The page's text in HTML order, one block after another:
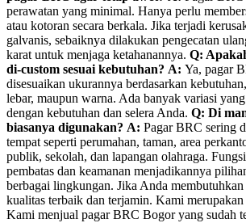
perawatan yang minimal. Hanya perlu
atau kotoran secara berkala. Jika terjadi
galvanis, sebaiknya dilakukan pengecatan
karat untuk menjaga ketahanannya. Q:
di-custom sesuai kebutuhan? A: Ya, pagar
disesuaikan ukurannya berdasarkan
lebar, maupun warna. Ada banyak variasi
dengan kebutuhan dan selera Anda. Q: Di
biasanya digunakan? A: Pagar BRC sering
tempat seperti perumahan, taman, area
publik, sekolah, dan lapangan olahraga.
pembatas dan keamanan menjadikannya
berbagai lingkungan. Jika Anda
kualitas terbaik dan terjamin. Kami
Kami menjual pagar BRC Bogor yang sudah